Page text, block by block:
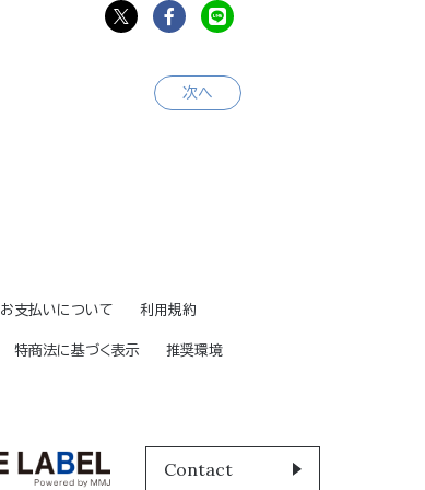
次へ
お支払いについて 利用規約
特商法に基づく表示 推奨環境
Contact